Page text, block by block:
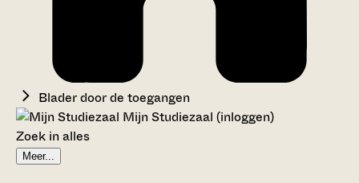
Blader door de toegangen
Mijn Studiezaal (inloggen)
Zoek in alles
Meer...